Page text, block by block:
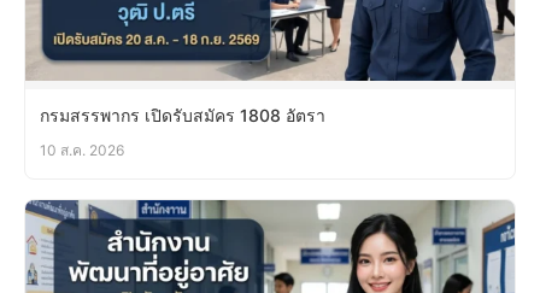
กรมสรรพากร เปิดรับสมัคร 1808 อัตรา
10 ส.ค. 2026